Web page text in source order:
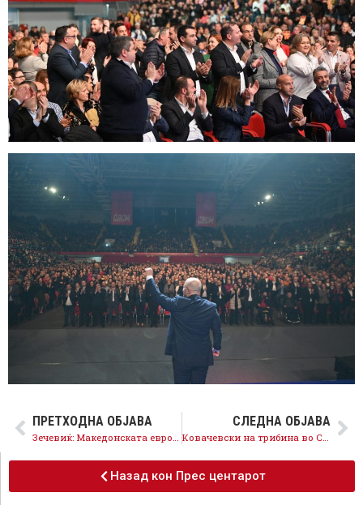
ПРЕТХОДНА ОБЈАВА
Зечевиќ: Македонската европска иднина е борба за младиот човек, нашиот 4-ти Илинден!
СЛЕДНА ОБЈАВА
Ковачевски на трибина во Скопје: Ефикасните и одржливи политики на СДСМ значат подобра сегашност и иднина!
Назад кон Прес центарот